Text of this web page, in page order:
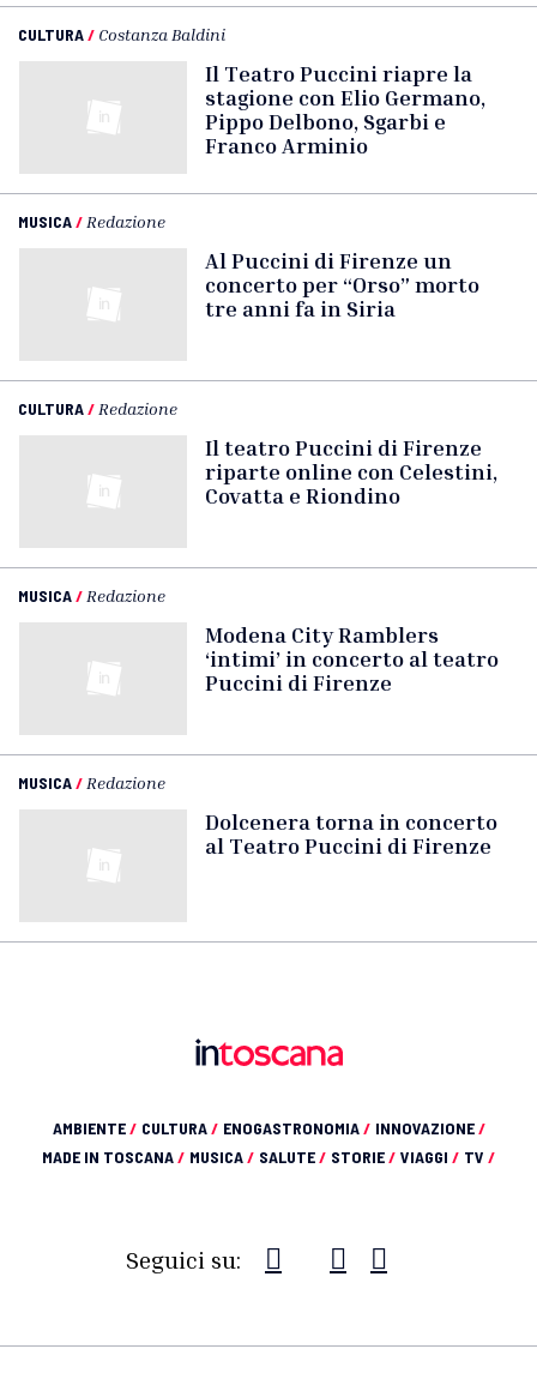
CULTURA/ Costanza Baldini
Il Teatro Puccini riapre la
stagione con Elio Germano,
Pippo Delbono, Sgarbi e
Franco Arminio
MUSICA/ Redazione
Al Puccini di Firenze un
concerto per “Orso” morto
tre anni fa in Siria
CULTURA/ Redazione
Il teatro Puccini di Firenze
riparte online con Celestini,
Covatta e Riondino
MUSICA/ Redazione
Modena City Ramblers
‘intimi’ in concerto al teatro
Puccini di Firenze
MUSICA/ Redazione
Dolcenera torna in concerto
al Teatro Puccini di Firenze
AMBIENTE/ CULTURA/ ENOGASTRONOMIA/ INNOVAZIONE/
MADE IN TOSCANA/ MUSICA/ SALUTE/ STORIE/ VIAGGI / TV /
Seguici su: